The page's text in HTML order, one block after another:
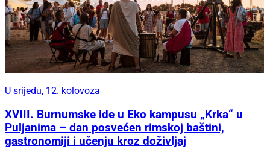
U srijedu, 12. kolovoza
XVIII. Burnumske ide u Eko kampusu „Krka“ u
Puljanima – dan posvećen rimskoj baštini,
gastronomiji i učenju kroz doživljaj